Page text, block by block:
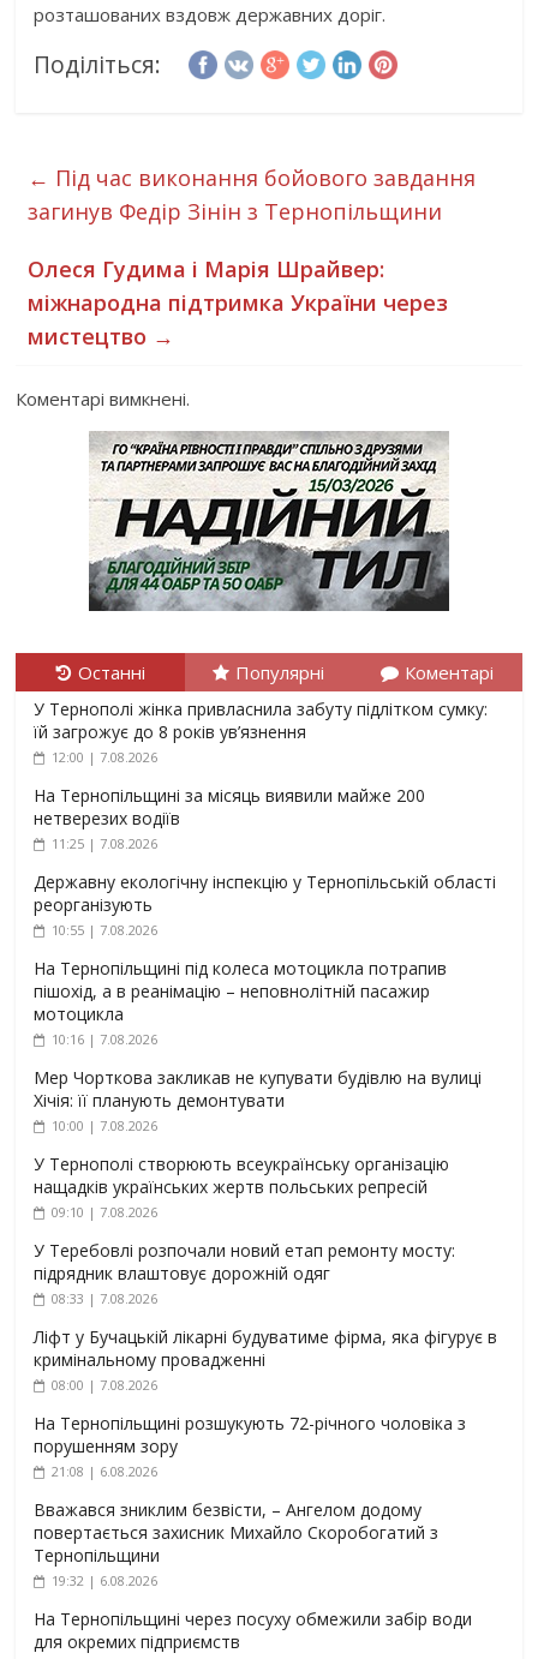
розташованих вздовж державних доріг.
Поділіться:
← Під час виконання бойового завдання
загинув Федір Зінін з Тернопільщини
Олеся Гудима і Марія Шрайвер:
міжнародна підтримка України через
мистецтво →
Коментарі вимкнені.
Останні Популярні Коментарі
У Тернополі жінка привласнила забуту підлітком сумку:
їй загрожує до 8 років ув’язнення
12:00 | 7.08.2026
На Тернопільщині за місяць виявили майже 200
нетверезих водіїв
11:25 | 7.08.2026
Державну екологічну інспекцію у Тернопільській області
реорганізують
10:55 | 7.08.2026
На Тернопільщині під колеса мотоцикла потрапив
пішохід, а в реанімацію – неповнолітній пасажир
мотоцикла
10:16 | 7.08.2026
Мер Чорткова закликав не купувати будівлю на вулиці
Хічія: її планують демонтувати
10:00 | 7.08.2026
У Тернополі створюють всеукраїнську організацію
нащадків українських жертв польських репресій
09:10 | 7.08.2026
У Теребовлі розпочали новий етап ремонту мосту:
підрядник влаштовує дорожній одяг
08:33 | 7.08.2026
Ліфт у Бучацькій лікарні будуватиме фірма, яка фігурує в
кримінальному провадженні
08:00 | 7.08.2026
На Тернопільщині розшукують 72-річного чоловіка з
порушенням зору
21:08 | 6.08.2026
Вважався зниклим безвісти, – Ангелом додому
повертається захисник Михайло Скоробогатий з
Тернопільщини
19:32 | 6.08.2026
На Тернопільщині через посуху обмежили забір води
для окремих підприємств